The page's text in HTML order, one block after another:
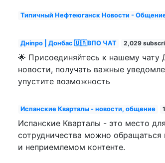
Типичный Нефтеюганск Новости -
Дніпро | Донбас 🇺🇦ВПО ЧАТ 2,029
🌟 Присоединяйтесь к нашему
новости, получать важные
упустите возможность
Испанские Кварталы - новости, общение
Испанские Кварталы - это место
сотрудничества можно
и неприемлемом контенте.